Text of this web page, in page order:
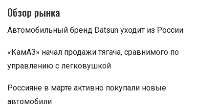
Обзор рынка
Автомобильный бренд Datsun уходит из России
«КамАЗ» начал продажи тягача, сравнимого по
управлению с легковушкой
Россияне в марте активно покупали новые
автомобили